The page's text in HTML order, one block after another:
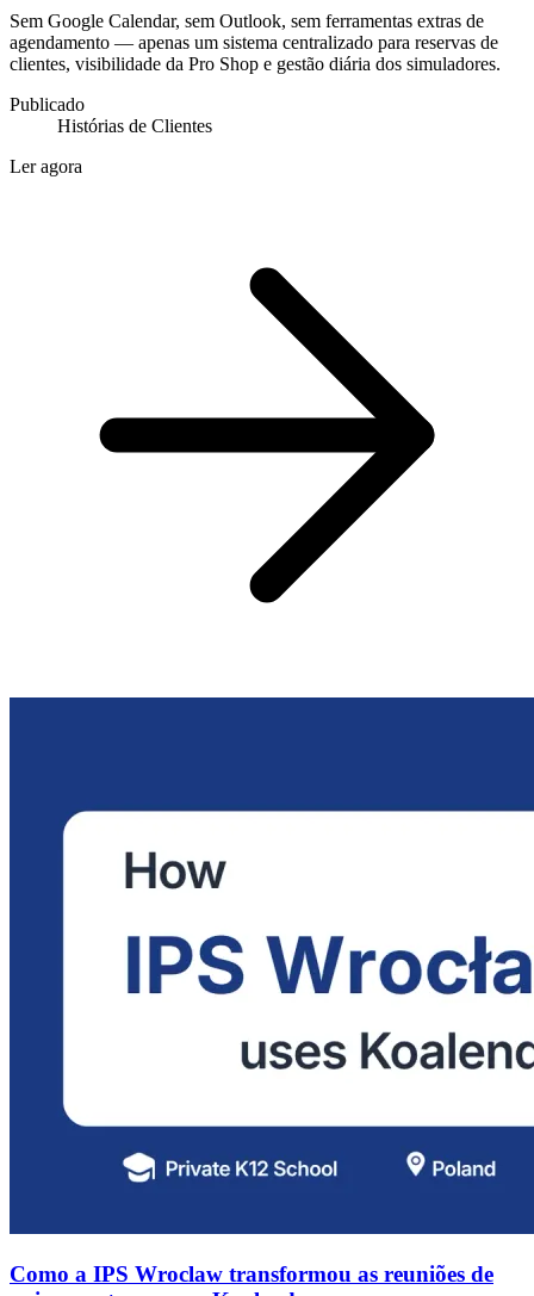
Sem Google Calendar, sem Outlook, sem ferramentas extras de
agendamento — apenas um sistema centralizado para reservas de
clientes, visibilidade da Pro Shop e gestão diária dos simuladores.
Publicado
Histórias de Clientes
Ler agora
Como a IPS Wroclaw transformou as reuniões de